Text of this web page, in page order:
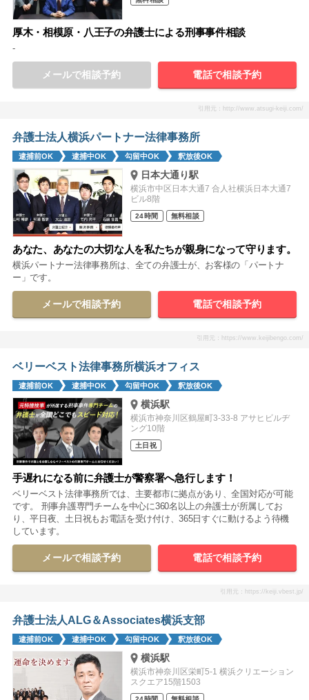
厚木・相模原・八王子の弁護士による刑事事件相談
-
メールで相談予約 電話で相談予約
引用元：http://www.atsugi-keiji.com/
弁護士法人横浜パートナー法律事務所
逮捕前OK 逮捕中OK 勾留中OK 釈放後OK
日本大通り駅
横浜市中区日本大通7 合人社横浜日本大通7
ビル8階
24時間 無料相談
あなた、あなたの大切な人を私たちが親身になって守ります。
横浜パートナー法律事務所は、全ての弁護士が、お客様の「パートナ
ー」です。
メールで相談予約 電話で相談予約
引用元：https://www.keijibengo.com/
ベリーベスト法律事務所横浜オフィス
逮捕前OK 逮捕中OK 勾留中OK 釈放後OK
横浜駅
横浜市神奈川区鶴屋町3-33-8 アサヒビルヂ
ング10階
土日祝
手遅れになる前に弁護士が警察署へ急行します！
ベリーベスト法律事務所では、主要都市に拠点があり、全国対応が可能
です。 刑事弁護専門チームを中心に360名以上の弁護士が所属してお
り、平日夜、土日祝もお電話を受け付け、365日すぐに動けるよう待機
しています。
メールで相談予約 電話で相談予約
引用元：https://keiji.vbest.jp/
弁護士法人ALG＆Associates横浜支部
逮捕前OK 逮捕中OK 勾留中OK 釈放後OK
横浜駅
横浜市神奈川区栄町5-1 横浜クリエーション
スクエア15階1503